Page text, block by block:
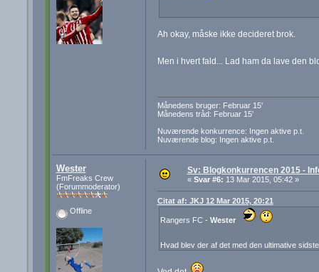
Ah okay, måske ikke decideret brok.
Men i hvert fald... Lad ham da lave den
Månedens bruger: Februar 15'
Månedens tråd: Februar 15'
Nuværende konkurrence: Ingen aktive p.t.
Nuværende blog: Ingen aktive p.t.
Wester
FmFreaks Crew
(Forummoderator)
Offline
Sv: Blogkonkurrencen 2015 -
« Svar #6: 13 Mar 2015, 05:42 »
Citat af: JKJ 12 Mar 2015, 20:21
Rangers FC - Wester
Hvad blev der af det med den ultimative